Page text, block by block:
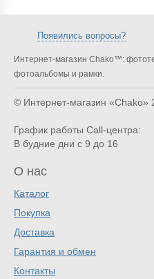
Появились вопросы?
Интернет-магазин Chako™:
фотоальбомы и рамки.
© Интернет-магазин «Chako»
График работы Call-центра:
В будние дни с 9 до 16
О нас
Каталог
Покупка
Доставка
Гарантия и обмен
Контакты